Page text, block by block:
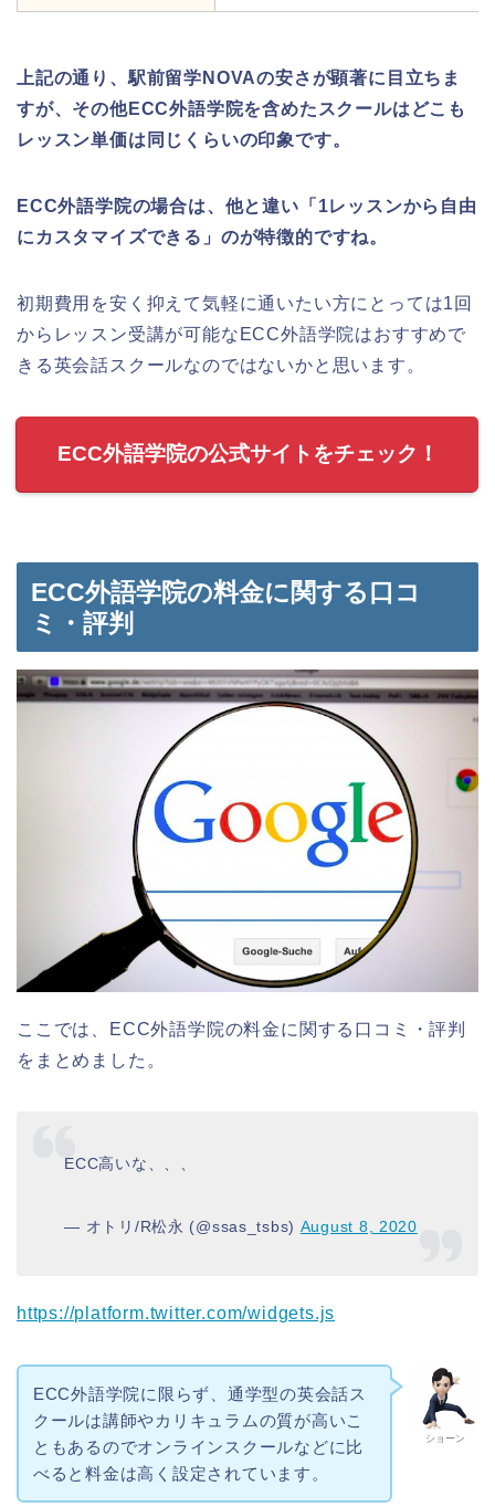
上記の通り、駅前留学NOVAの安さが顕著に目立ちま
すが、その他ECC外語学院を含めたスクールはどこも
レッスン単価は同じくらいの印象です。
ECC外語学院の場合は、他と違い「1レッスンから自由
にカスタマイズできる」のが特徴的ですね。
初期費用を安く抑えて気軽に通いたい方にとっては1回
からレッスン受講が可能なECC外語学院はおすすめで
きる英会話スクールなのではないかと思います。
ECC外語学院の公式サイトをチェック！
ECC外語学院の料金に関する口コ
ミ・評判
ここでは、ECC外語学院の料金に関する口コミ・評判
をまとめました。
ECC高いな、、、
— オトリ/R松永 (@ssas_tsbs) August 8, 2020
https://platform.twitter.com/widgets.js
ショーン
ECC外語学院に限らず、通学型の英会話ス
クールは講師やカリキュラムの質が高いこ
ともあるのでオンラインスクールなどに比
べると料金は高く設定されています。